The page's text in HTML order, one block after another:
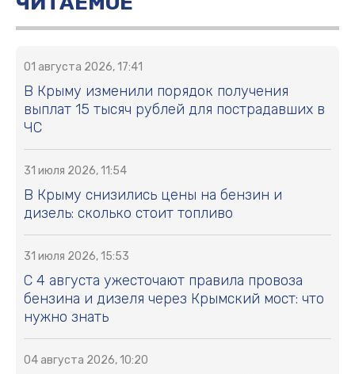
01 августа 2026, 17:41
В Крыму изменили порядок получения
выплат 15 тысяч рублей для пострадавших в
ЧС
31 июля 2026, 11:54
В Крыму снизились цены на бензин и
дизель: сколько стоит топливо
31 июля 2026, 15:53
С 4 августа ужесточают правила провоза
бензина и дизеля через Крымский мост: что
нужно знать
04 августа 2026, 10:20